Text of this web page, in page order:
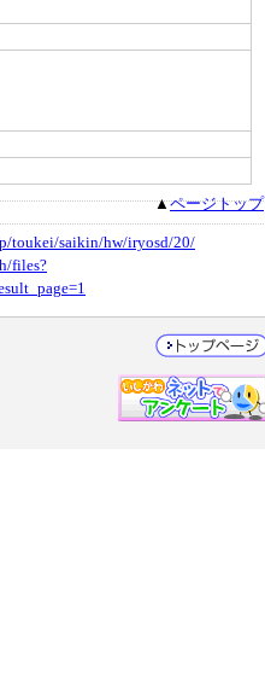
▲ページトップ
toukei/saikin/hw/iryosd/20/
files?